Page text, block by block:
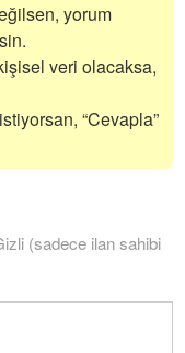
yorum
veri olacaksa,
“Cevapla”
(sadece ilan sahibi